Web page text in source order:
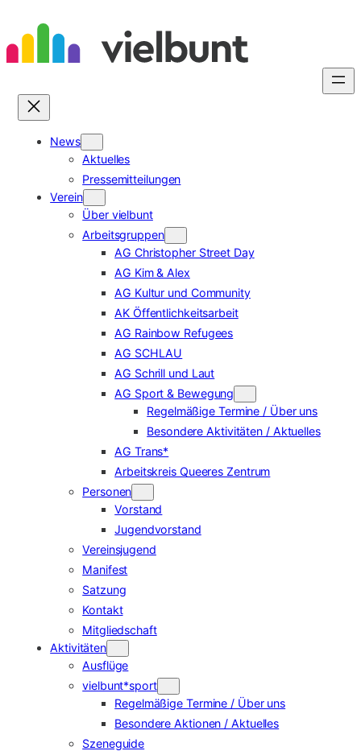
Inhalt
springen
News
Aktuelles
Pressemitteilungen
Verein
Über vielbunt
Arbeitsgruppen
AG Christopher Street Day
AG Kim & Alex
AG Kultur und Community
AK Öffentlichkeitsarbeit
AG Rainbow Refugees
AG SCHLAU
AG Schrill und Laut
AG Sport & Bewegung
Regelmäßige Termine / Über uns
Besondere Aktivitäten / Aktuelles
AG Trans*
Arbeitskreis Queeres Zentrum
Personen
Vorstand
Jugendvorstand
Vereinsjugend
Manifest
Satzung
Kontakt
Mitgliedschaft
Aktivitäten
Ausflüge
vielbunt*sport
Regelmäßige Termine / Über uns
Besondere Aktionen / Aktuelles
Szeneguide